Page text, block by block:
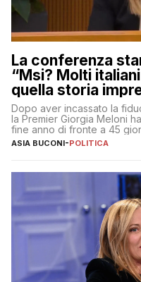
La conferenza
“Msi? Molti
quella storia
al 25 aprile”
Dopo aver incassato la
la Premier Giorgia Meloni
fine anno di fronte a 45
ASIA BUCONI-POLITICA